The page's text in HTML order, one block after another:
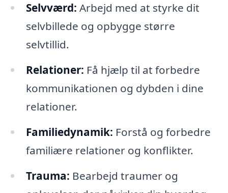
Selvværd: Arbejd med at styrke dit
selvbillede og opbygge større
selvtillid.
Relationer: Få hjælp til at forbedre
kommunikationen og dybden i dine
relationer.
Familiedynamik: Forstå og forbedre
familiære relationer og konflikter.
Trauma: Bearbejd traumer og